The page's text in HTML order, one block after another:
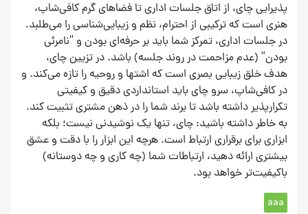
پذیرایی چای، از اتاق جلسات اداری تا فضاهای گرم کافی‌شاپ،
هنری است که ترکیبی از احترام، نظم و زیبایی‌شناسی را می‌طلبد.
در جلسات اداری، تمرکز شما باید بر حرفه‌ای بودن و “نامرئی
بودن” (عدم مزاحمت در روند جلسه) باشد. در تزیین چای،
هدف خلق زیبایی بصری است که اشتها و روحیه را تازه می‌کند. و
در کافی‌شاپ، سرو چای باید استانداردی دقیق و کیفیتی
تکرارپذیر داشته باشد تا برند شما را در ذهن مشتری تثبیت کند.
به خاطر داشته باشید: چای، تنها یک نوشیدنی نیست؛ بلکه
ابزاری برای برقراری ارتباط است. هرچه این ابزار را با دقت و عشق
بیشتری ارائه دهید، ارتباطات شما (چه کاری و چه دوستانه)
باکیفیت‌تر خواهد بود.
aaa